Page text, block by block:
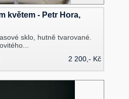
květem - Petr Hora,
sklo, hutně tvarované.
2 200,- Kč